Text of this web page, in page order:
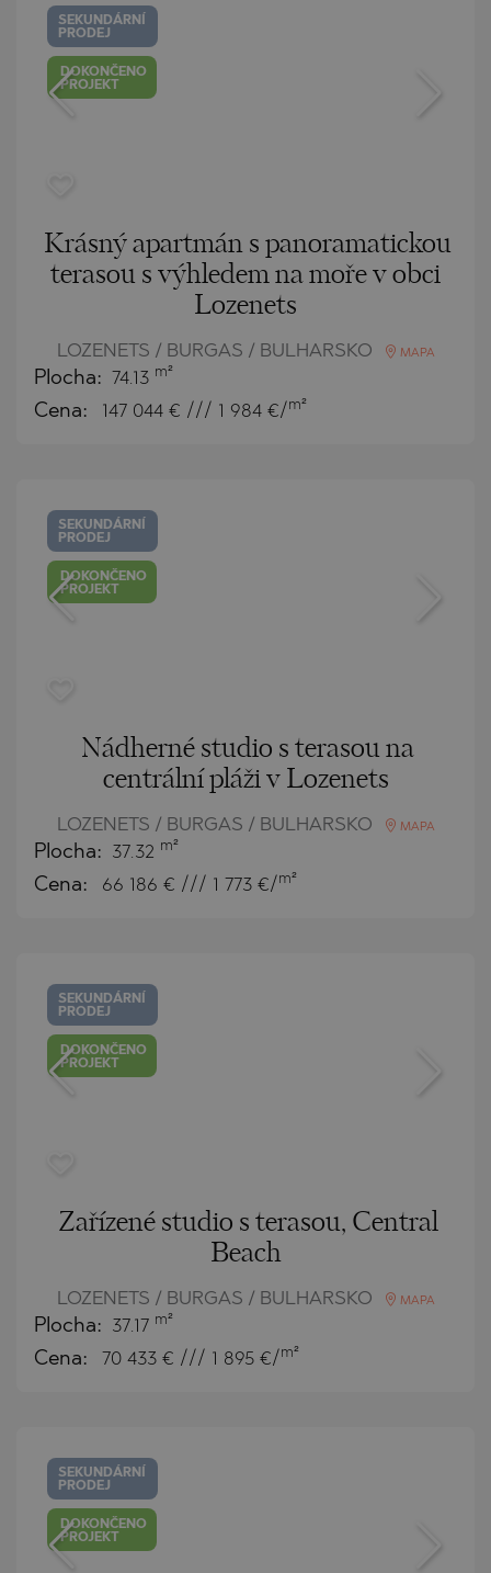
SEKUNDÁRNÍ
PRODEJ
DOKONČENO
PROJEKT
Krásný apartmán s panoramatickou
terasou s výhledem na moře v obci
Lozenets
LOZENETS / BURGAS / BULHARSKO MAPA
Plocha: 74.13 m²
Cena: 147 044 € /// 1 984 €/ m²
SEKUNDÁRNÍ
PRODEJ
DOKONČENO
PROJEKT
Nádherné studio s terasou na
centrální pláži v Lozenets
LOZENETS / BURGAS / BULHARSKO MAPA
Plocha: 37.32 m²
Cena: 66 186 € /// 1 773 €/ m²
SEKUNDÁRNÍ
PRODEJ
DOKONČENO
PROJEKT
Zařízené studio s terasou, Central
Beach
LOZENETS / BURGAS / BULHARSKO MAPA
Plocha: 37.17 m²
Cena: 70 433 € /// 1 895 €/ m²
SEKUNDÁRNÍ
PRODEJ
DOKONČENO
PROJEKT